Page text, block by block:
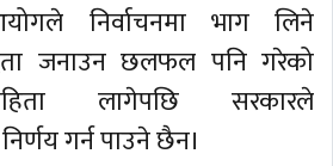
निर्वाचनमा भाग लिने
जनाउन छलफल पनि गरेको
लागेपछि सरकारले
गर्न पाउने छैन।